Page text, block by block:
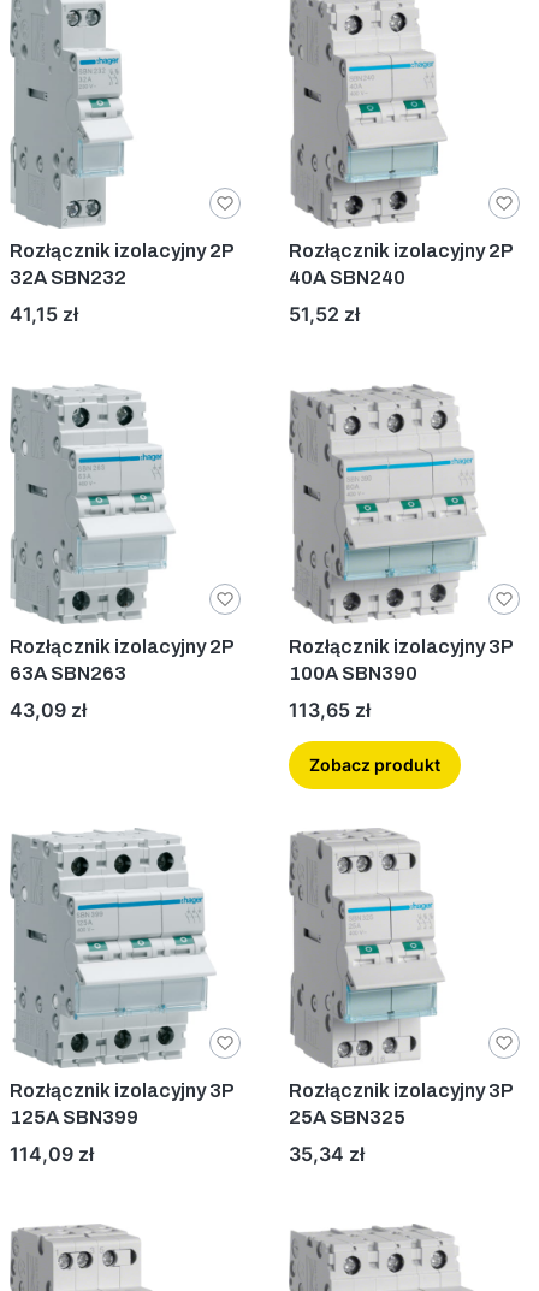
Rozłącznik izolacyjny 2P
32A SBN232
Cena
41,15 zł
Rozłącznik izolacyjny 2P
40A SBN240
Cena
51,52 zł
Rozłącznik izolacyjny 2P
63A SBN263
Cena
43,09 zł
Rozłącznik izolacyjny 3P
100A SBN390
Cena
113,65 zł
Zobacz produkt
Rozłącznik izolacyjny 3P
125A SBN399
Cena
114,09 zł
Rozłącznik izolacyjny 3P
25A SBN325
Cena
35,34 zł